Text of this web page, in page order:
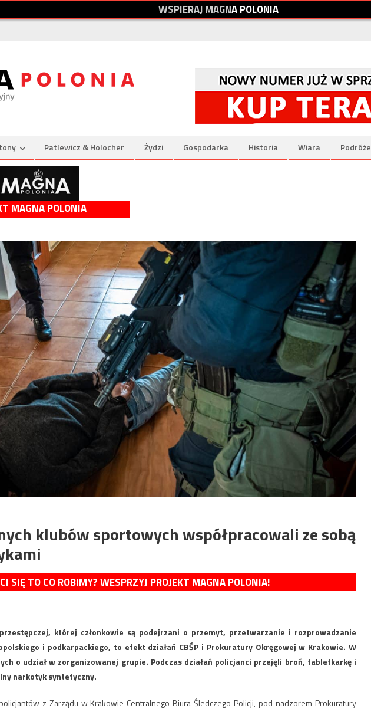
WSPIERAJMAGNAPOLONIA
Patlewicz & Holocher Żydzi Gospodarka Historia Wiara Podróże
MAGNA POLONIA
klubów sportowych współpracowali ze sobą
SIĘ TO CO ROBIMY? WESPRZYJ PROJEKT MAGNA POLONIA!
której członkowie są podejrzani o przemyt, przetwarzanie i rozprowadzanie
i podkarpackiego, to efekt działań CBŚP i Prokuratury Okręgowej w Krakowie. W
o udział w zorganizowanej grupie. Podczas działań policjanci przejęli broń, tabletkarkę i
narkotyk syntetyczny.
z Zarządu w Krakowie Centralnego Biura Śledczego Policji, pod nadzorem Prokuratury